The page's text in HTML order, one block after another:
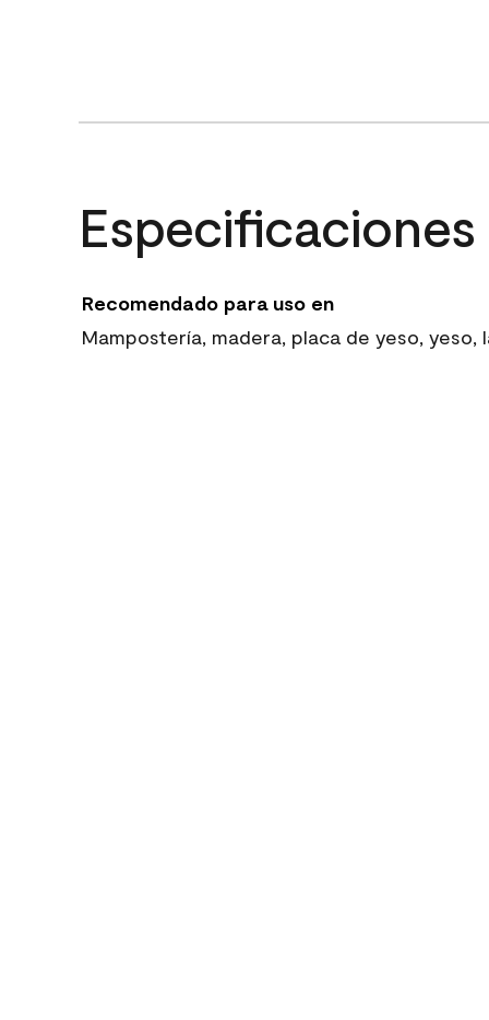
Especificaciones
Recomendado para uso en
Mampostería, madera, placa de yeso, yeso,